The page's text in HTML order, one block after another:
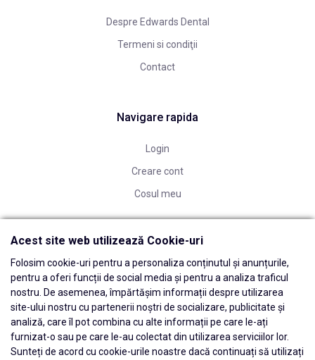
Despre Edwards Dental
Termeni si condiţii
Contact
Navigare rapida
Login
Creare cont
Cosul meu
Acest site web utilizează Cookie-uri
Folosim cookie-uri pentru a personaliza conținutul și anunțurile,
pentru a oferi funcții de social media și pentru a analiza traficul
nostru. De asemenea, împărtășim informații despre utilizarea
site-ului nostru cu partenerii noștri de socializare, publicitate și
analiză, care îl pot combina cu alte informații pe care le-ați
furnizat-o sau pe care le-au colectat din utilizarea serviciilor lor.
Sunteți de acord cu cookie-urile noastre dacă continuați să utilizați